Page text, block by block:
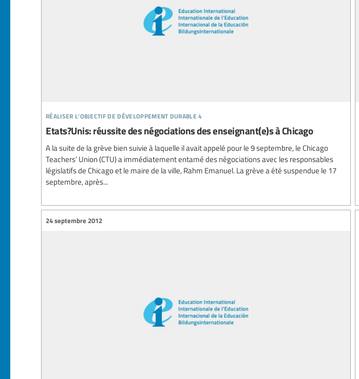
réaliser l’objectif de développement durable 4
Etats?Unis: réussite des négociations des enseignant(e)s à Chicago
A la suite de la grève bien suivie à laquelle il avait appelé pour le 9 septembre, le Chicago
Teachers’ Union (CTU) a immédiatement entamé des négociations avec les responsables
législatifs de Chicago et le maire de la ville, Rahm Emanuel. La grève a été suspendue le 17
septembre, après...
24 septembre 2012